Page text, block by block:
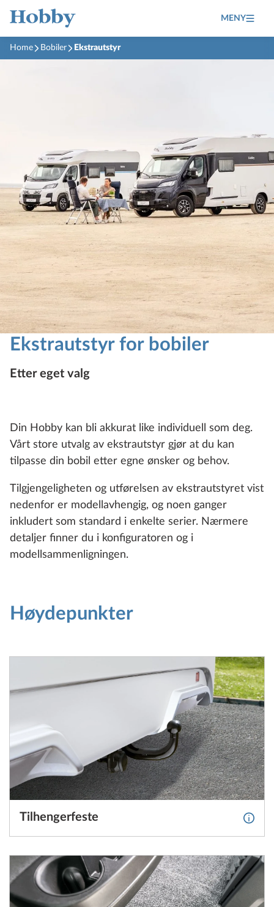
MENY
Home Bobiler Ekstrautstyr
Ekstrautstyr for bobiler
Etter eget valg
Din Hobby kan bli akkurat like individuell som deg.
Vårt store utvalg av ekstrautstyr gjør at du kan
tilpasse din bobil etter egne ønsker og behov.
Tilgjengeligheten og utførelsen av ekstrautstyret vist
nedenfor er modellavhengig, og noen ganger
inkludert som standard i enkelte serier. Nærmere
detaljer finner du i konfiguratoren og i
modellsammenligningen.
Høydepunkter
Tilhengerfeste Mer